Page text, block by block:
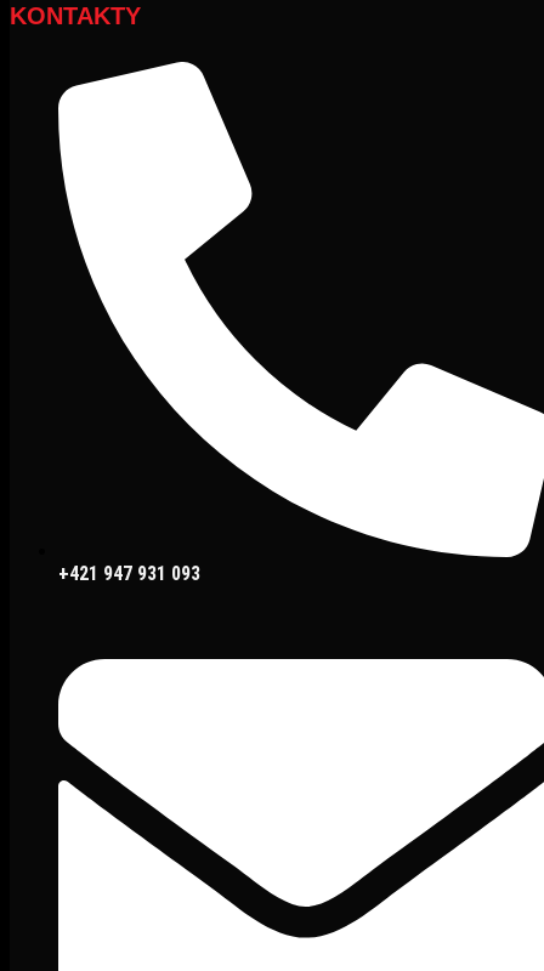
KONTAKTY
+421 947 931 093